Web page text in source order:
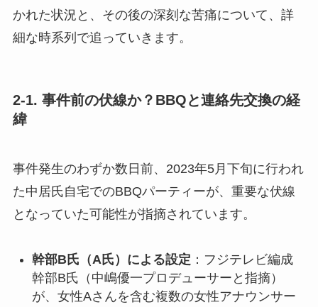
かれた状況と、その後の深刻な苦痛について、詳
細な時系列で追っていきます。
2-1. 事件前の伏線か？BBQと連絡先交換の経
緯
事件発生のわずか数日前、2023年5月下旬に行われ
た中居氏自宅でのBBQパーティーが、重要な伏線
となっていた可能性が指摘されています。
幹部B氏（A氏）による設定 ：フジテレビ編成
幹部B氏（中嶋優一プロデューサーと指摘）
が、女性Aさんを含む複数の女性アナウンサー